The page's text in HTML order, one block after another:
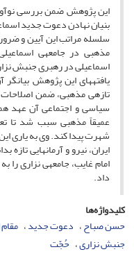
این پژوهش ضمن بررسى
بنیان نهادن دعوت جدید
سلسله مراتب این آیین و
مذهبى در جامعه‏ى
اسماعیلى در رهبرى جنبش
یافته‏هاى این پژوهش
تازه‏ى مذهبى، ضمن اصلاحات
سیاسى و اجتماعى آن عهد
عمیقاً مذهبى سبب شد تا
شهرت پیدا کند. وى به یارى
ایران، نیرو و آرمان‏هایى
امام غایب، جامعه‏ى نزارى
داد.
کلیدواژه‌ها
حسن صباح دعوت جدید
جنبش نزارى حُجّت